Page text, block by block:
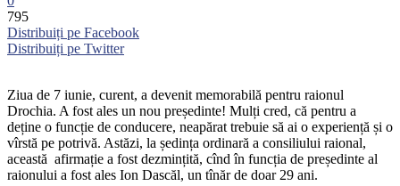
795
Distribuiți pe Facebook
Distribuiți pe Twitter
Ziua de 7 iunie, curent, a devenit memorabilă pentru raionul
Drochia. A fost ales un nou președinte! Mulți cred, că pentru a
deține o funcție de conducere, neapărat trebuie să ai o experiență și o
vîrstă pe potrivă. Astăzi, la ședința ordinară a consiliului raional,
această afirmație a fost dezmințită, cînd în funcția de președinte al
raionului a fost ales Ion Dascăl, un tînăr de doar 29 ani.